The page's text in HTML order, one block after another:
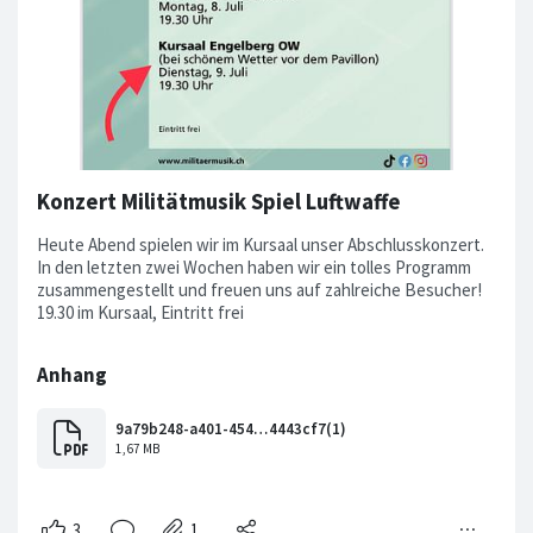
Konzert Militätmusik Spiel Luftwaffe
Heute Abend spielen wir im Kursaal unser Abschlusskonzert.
In den letzten zwei Wochen haben wir ein tolles Programm
zusammengestellt und freuen uns auf zahlreiche Besucher!
19.30 im Kursaal, Eintritt frei